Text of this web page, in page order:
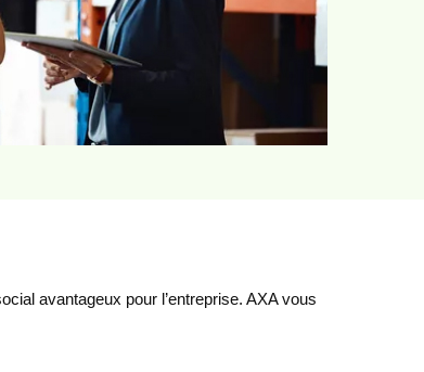
avantageux pour l’entreprise. AXA vous